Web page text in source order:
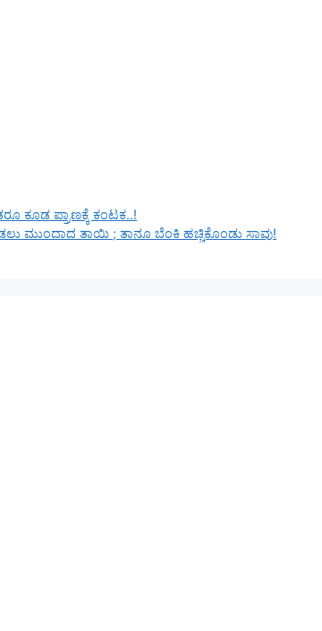
ಕೂಡ ಪ್ರಾಣಕ್ಕೆ ಕಂಟಕ..!
ಮುಂದಾದ ತಾಯಿ ; ತಾನೂ ಬೆಂಕಿ ಹಚ್ಚಿಕೊಂಡು ಸಾವು!